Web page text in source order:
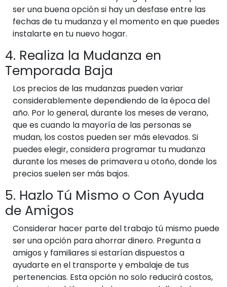
ser una buena opción si hay un desfase entre las
fechas de tu mudanza y el momento en que puedes
instalarte en tu nuevo hogar.
4. Realiza la Mudanza en
Temporada Baja
Los precios de las mudanzas pueden variar
considerablemente dependiendo de la época del
año. Por lo general, durante los meses de verano,
que es cuando la mayoría de las personas se
mudan, los costos pueden ser más elevados. Si
puedes elegir, considera programar tu mudanza
durante los meses de primavera u otoño, donde los
precios suelen ser más bajos.
5. Hazlo Tú Mismo o Con Ayuda
de Amigos
Considerar hacer parte del trabajo tú mismo puede
ser una opción para ahorrar dinero. Pregunta a
amigos y familiares si estarían dispuestos a
ayudarte en el transporte y embalaje de tus
pertenencias. Esta opción no solo reducirá costos,